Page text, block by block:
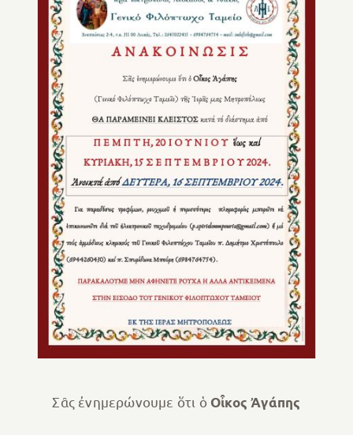
Σᾶς ἐνημερώνουμε ὅτι ὁ Οἶκος Ἀγάπης